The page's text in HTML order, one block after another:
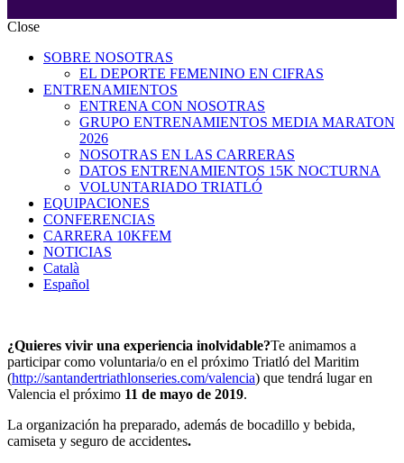
Close
SOBRE NOSOTRAS
EL DEPORTE FEMENINO EN CIFRAS
ENTRENAMIENTOS
ENTRENA CON NOSOTRAS
GRUPO ENTRENAMIENTOS MEDIA MARATON
2026
NOSOTRAS EN LAS CARRERAS
DATOS ENTRENAMIENTOS 15K NOCTURNA
VOLUNTARIADO TRIATLÓ
EQUIPACIONES
CONFERENCIAS
CARRERA 10KFEM
NOTICIAS
Català
Español
¿Quieres vivir una experiencia inolvidable?Te animamos a
participar como voluntaria/o en el próximo Triatló del Maritim
(http://santandertriathlonseries.com/valencia) que tendrá lugar en
Valencia el próximo 11 de mayo de 2019.
La organización ha preparado, además de bocadillo y bebida,
camiseta y seguro de accidentes.